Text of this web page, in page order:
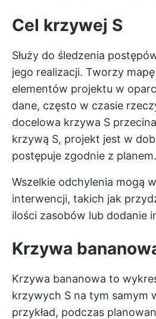
Cel krzywej S
Służy do śledzenia
jego realizacji. Tworzy
elementów projektu w
dane, często w czasie
docelowa krzywa S
krzywą S, projekt jest w
postępuje zgodnie z planem.
Wszelkie odchylenia mogą
interwencji, takich jak
ilości zasobów lub dodanie
Krzywa
Krzywa bananowa to
krzywych S na tym samym
przykład, podczas